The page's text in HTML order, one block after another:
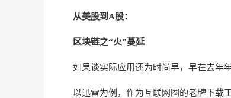
从美股到A股：
区块链之“火”蔓延
如果谈实际应用还为时尚早，早在去年
以迅雷为例，作为互联网圈的老牌下